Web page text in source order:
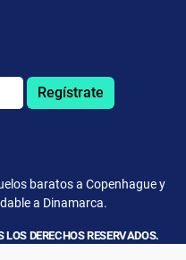
Regístrate
baratos a Copenhague y
a Dinamarca.
DERECHOS RESERVADOS.